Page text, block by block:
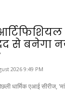
से बनेगा
2026 9:49 PM
धार्मिक एआई सीरीज, 'मां